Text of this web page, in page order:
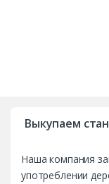
Выкупаем
Наша компания
употреблении